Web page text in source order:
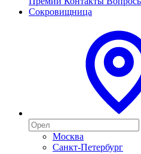
Сокровищница
Москва
Санкт-Петербург